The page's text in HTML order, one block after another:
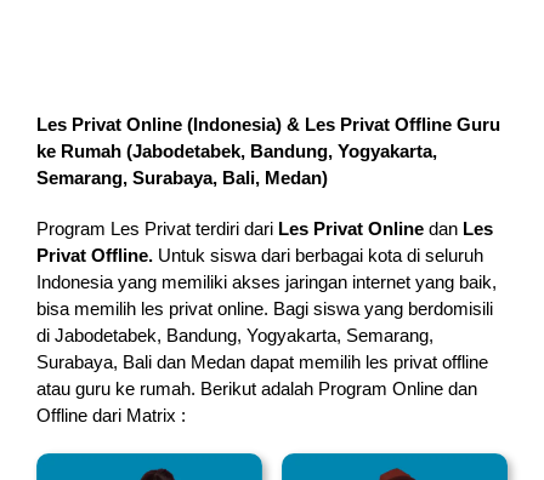
Les Privat Online (Indonesia) & Les Privat Offline Guru
ke Rumah (Jabodetabek, Bandung, Yogyakarta,
Semarang, Surabaya, Bali, Medan)
Program Les Privat terdiri dari Les Privat Online dan Les
Privat Offline. Untuk siswa dari berbagai kota di seluruh
Indonesia yang memiliki akses jaringan internet yang baik,
bisa memilih les privat online. Bagi siswa yang berdomisili
di Jabodetabek, Bandung, Yogyakarta, Semarang,
Surabaya, Bali dan Medan dapat memilih les privat offline
atau guru ke rumah. Berikut adalah Program Online dan
Offline dari Matrix :